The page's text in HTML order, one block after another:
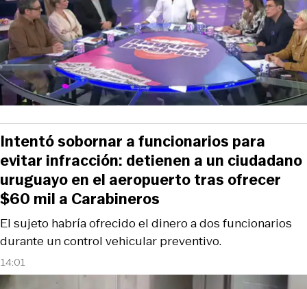
14:01
El sujeto habría ofrecido el dinero a dos funcionarios
durante un control vehicular preventivo.
Intentó sobornar a funcionarios para
evitar infracción: detienen a un ciudadano
uruguayo en el aeropuerto tras ofrecer
$60 mil a Carabineros